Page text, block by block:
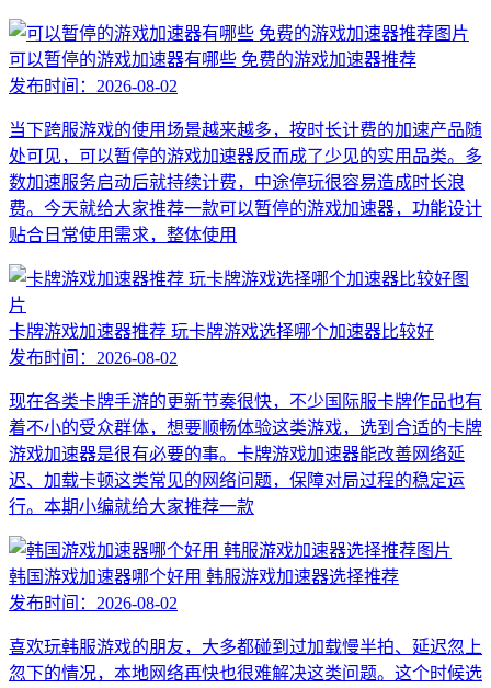
可以暂停的游戏加速器有哪些 免费的游戏加速器推荐
发布时间： 2026-08-02
当下跨服游戏的使用场景越来越多，按时长计费的加速产品随
处可见，可以暂停的游戏加速器反而成了少见的实用品类。多
数加速服务启动后就持续计费，中途停玩很容易造成时长浪
费。今天就给大家推荐一款可以暂停的游戏加速器，功能设计
贴合日常使用需求，整体使用
卡牌游戏加速器推荐 玩卡牌游戏选择哪个加速器比较好
发布时间： 2026-08-02
现在各类卡牌手游的更新节奏很快，不少国际服卡牌作品也有
着不小的受众群体，想要顺畅体验这类游戏，选到合适的卡牌
游戏加速器是很有必要的事。卡牌游戏加速器能改善网络延
迟、加载卡顿这类常见的网络问题，保障对局过程的稳定运
行。本期小编就给大家推荐一款
韩国游戏加速器哪个好用 韩服游戏加速器选择推荐
发布时间： 2026-08-02
喜欢玩韩服游戏的朋友，大多都碰到过加载慢半拍、延迟忽上
忽下的情况，本地网络再快也很难解决这类问题。这个时候选